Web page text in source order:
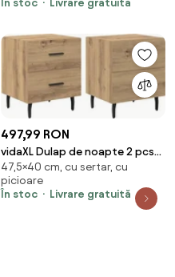
În stoc
Livrare gratuită
497,99 RON
vidaXL Dulap de noapte 2 pcs
Stejar Artizanal 40 x 35 x 47,5
cm
47,5×40 cm, cu sertar, cu
picioare
În stoc
Livrare gratuită